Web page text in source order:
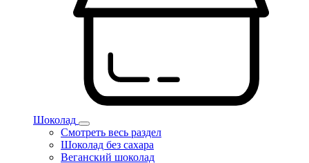
Шоколад
Смотреть весь раздел
Шоколад без сахара
Веганский шоколад